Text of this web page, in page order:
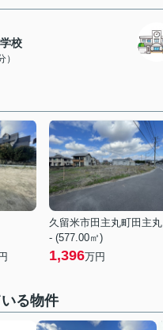
校
円
久留米市田主丸町田主丸
- (577.00㎡)
1,396万円
る物件